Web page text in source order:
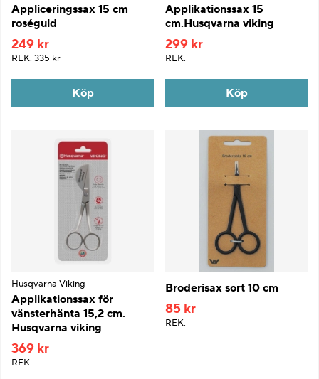
Appliceringssax 15 cm
roséguld
249 kr
REK. 335 kr
Köp
Applikationssax 15
cm.Husqvarna viking
299 kr
REK.
Köp
Husqvarna Viking
Applikationssax för
vänsterhänta 15,2 cm.
Husqvarna viking
369 kr
REK.
Broderisax sort 10 cm
85 kr
REK.